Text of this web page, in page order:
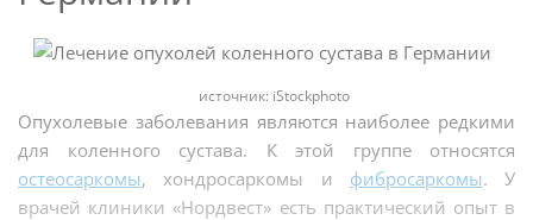
источник: iStockphoto
Опухолевые заболевания являются наиболее редкими
для коленного сустава. К этой группе относятся
остеосаркомы, хондросаркомы и фибросаркомы. У
врачей клиники «Нордвест» есть практический опыт в